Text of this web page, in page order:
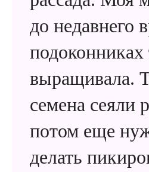
до недавнего
подоконниках
выращивала.
семена сеяли
потом еще
делать